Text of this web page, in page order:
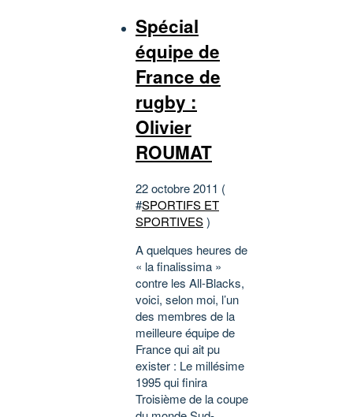
Spécial
équipe de
France de
rugby :
Olivier
ROUMAT
22 octobre 2011 (
#SPORTIFS ET
SPORTIVES)
A quelques heures de
« la finalissima »
contre les All-Blacks,
voici, selon moi, l’un
des membres de la
meilleure équipe de
France qui ait pu
exister : Le millésime
1995 qui finira
Troisième de la coupe